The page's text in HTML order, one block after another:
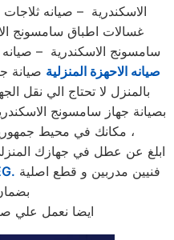
الاسكندرية – صيانه
غسالات اطباق سامسونج
سامسونج الاسكندرية –
صيانه الاحهزة المنزلية صيانة
بالمنزل لا تحتاج الي نقل
بصيانة جهاز سامسونج
مكانك في محيط جمهورية مصر العربية صيانه فورية ،
ابلغ عن عطل في جهازك
ايضا نعمل علي